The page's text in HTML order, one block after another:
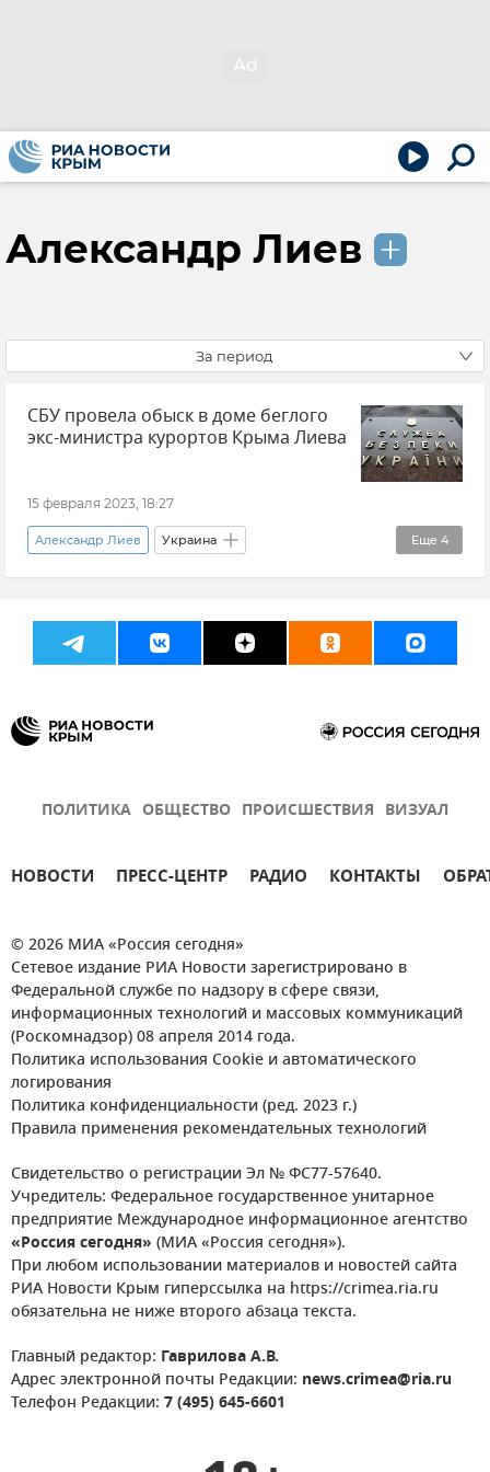
Александр Лиев
За период
СБУ провела обыск в доме беглого
экс-министра курортов Крыма Лиева
15 февраля 2023, 18:27
Еще 4
Александр Лиев Украина
Минобороны Украины
СБУ (Служба безопасности Украины)
ВСУ (Вооруженные силы Украины)
ПОЛИТИКА ОБЩЕСТВО ПРОИСШЕСТВИЯ ВИЗУАЛ
НОВОСТИ ПРЕСС-ЦЕНТР РАДИО КОНТАКТЫ
© 2026 МИА «Россия сегодня»
Сетевое издание РИА Новости зарегистрировано в
Федеральной службе по надзору в сфере связи,
информационных технологий и массовых коммуникаций
(Роскомнадзор) 08 апреля 2014 года.
Политика использования Cookie и автоматического
логирования
Политика конфиденциальности (ред. 2023 г.)
Правила применения рекомендательных технологий
Свидетельство о регистрации Эл № ФС77-57640.
Учредитель: Федеральное государственное унитарное
предприятие Международное информационное агентство
«Россия сегодня» (МИА «Россия сегодня»).
При любом использовании материалов и новостей сайта
РИА Новости Крым гиперссылка на https://crimea.ria.ru
обязательна не ниже второго абзаца текста.
Главный редактор: Гаврилова А.В.
Адрес электронной почты Редакции: news.crimea@ria.ru
Телефон Редакции: 7 (495) 645-6601